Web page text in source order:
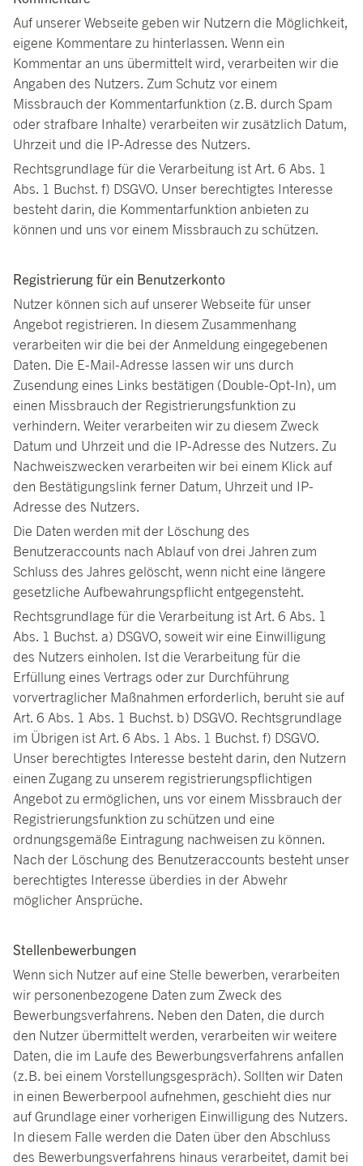
Auf unserer Webseite geben wir Nutzern die Möglichkeit,
eigene Kommentare zu hinterlassen. Wenn ein
Kommentar an uns übermittelt wird, verarbeiten wir die
Angaben des Nutzers. Zum Schutz vor einem
Missbrauch der Kommentarfunktion (z.B. durch Spam
oder strafbare Inhalte) verarbeiten wir zusätzlich Datum,
Uhrzeit und die IP-Adresse des Nutzers.
Rechtsgrundlage für die Verarbeitung ist Art. 6 Abs. 1
Abs. 1 Buchst. f) DSGVO. Unser berechtigtes Interesse
besteht darin, die Kommentarfunktion anbieten zu
können und uns vor einem Missbrauch zu schützen.
Registrierung für ein Benutzerkonto
Nutzer können sich auf unserer Webseite für unser
Angebot registrieren. In diesem Zusammenhang
verarbeiten wir die bei der Anmeldung eingegebenen
Daten. Die E-Mail-Adresse lassen wir uns durch
Zusendung eines Links bestätigen (Double-Opt-In), um
einen Missbrauch der Registrierungsfunktion zu
verhindern. Weiter verarbeiten wir zu diesem Zweck
Datum und Uhrzeit und die IP-Adresse des Nutzers. Zu
Nachweiszwecken verarbeiten wir bei einem Klick auf
den Bestätigungslink ferner Datum, Uhrzeit und IP-
Adresse des Nutzers.
Die Daten werden mit der Löschung des
Benutzeraccounts nach Ablauf von drei Jahren zum
Schluss des Jahres gelöscht, wenn nicht eine längere
gesetzliche Aufbewahrungspflicht entgegensteht.
Rechtsgrundlage für die Verarbeitung ist Art. 6 Abs. 1
Abs. 1 Buchst. a) DSGVO, soweit wir eine Einwilligung
des Nutzers einholen. Ist die Verarbeitung für die
Erfüllung eines Vertrags oder zur Durchführung
vorvertraglicher Maßnahmen erforderlich, beruht sie auf
Art. 6 Abs. 1 Abs. 1 Buchst. b) DSGVO. Rechtsgrundlage
im Übrigen ist Art. 6 Abs. 1 Abs. 1 Buchst. f) DSGVO.
Unser berechtigtes Interesse besteht darin, den Nutzern
einen Zugang zu unserem registrierungspflichtigen
Angebot zu ermöglichen, uns vor einem Missbrauch der
Registrierungsfunktion zu schützen und eine
ordnungsgemäße Eintragung nachweisen zu können.
Nach der Löschung des Benutzeraccounts besteht unser
berechtigtes Interesse überdies in der Abwehr
möglicher Ansprüche.
Stellenbewerbungen
Wenn sich Nutzer auf eine Stelle bewerben, verarbeiten
wir personenbezogene Daten zum Zweck des
Bewerbungsverfahrens. Neben den Daten, die durch
den Nutzer übermittelt werden, verarbeiten wir weitere
Daten, die im Laufe des Bewerbungsverfahrens anfallen
(z.B. bei einem Vorstellungsgespräch). Sollten wir Daten
in einen Bewerberpool aufnehmen, geschieht dies nur
auf Grundlage einer vorherigen Einwilligung des Nutzers.
In diesem Falle werden die Daten über den Abschluss
des Bewerbungsverfahrens hinaus verarbeitet, damit bei